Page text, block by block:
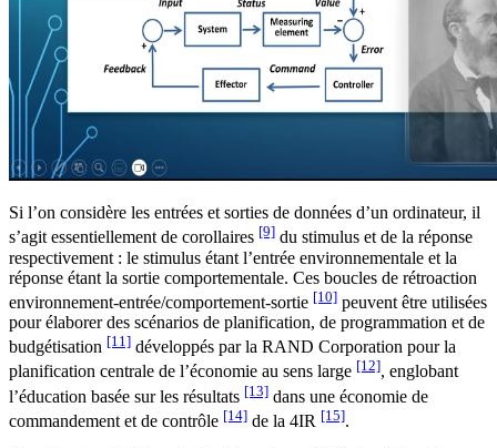
Si l’on considère les entrées et sorties de données d’un ordinateur, il
s’agit essentiellement de corollaires [9] du stimulus et de la réponse
respectivement : le stimulus étant l’entrée environnementale et la
réponse étant la sortie comportementale. Ces boucles de rétroaction
environnement-entrée/comportement-sortie [10] peuvent être utilisées
pour élaborer des scénarios de planification, de programmation et de
budgétisation [11] développés par la RAND Corporation pour la
planification centrale de l’économie au sens large [12], englobant
l’éducation basée sur les résultats [13] dans une économie de
commandement et de contrôle [14] de la 4IR [15].